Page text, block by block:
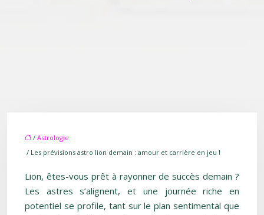
/ Astrologie
/ Les prévisions astro lion demain : amour et carrière en jeu !
Lion, êtes-vous prêt à rayonner de succès demain ?
Les astres s’alignent, et une journée riche en
potentiel se profile, tant sur le plan sentimental que